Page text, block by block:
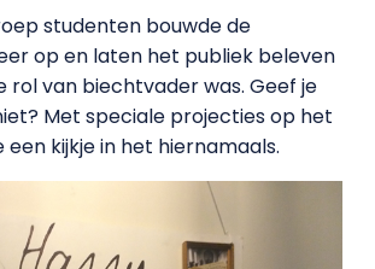
studenten bouwde de
op en laten het publiek beleven
rol van biechtvader was. Geef je
Met speciale projecties op het
een kijkje in het hiernamaals.